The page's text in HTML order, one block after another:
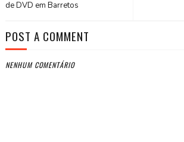
de DVD em Barretos
POST A COMMENT
NENHUM COMENTÁRIO